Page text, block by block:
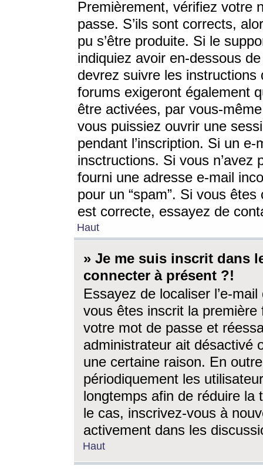
Premièrement, vérifiez votre
passe. S’ils sont corrects,
pu s’être produite. Si le
indiquiez avoir en-dessous
devrez suivre les
forums exigeront également
être activées, par vous-
vous puissiez ouvrir une
pendant l’inscription. Si un
insctructions. Si vous n’avez
fourni une adresse e-mail
pour un “spam”. Si vous
est correcte, essayez de
Haut
» Je me suis inscrit dans
connecter à présent ?!
Essayez de localiser l’e-
vous êtes inscrit la première
votre mot de passe et
administrateur ait désactivé
une certaine raison. En
périodiquement les
longtemps afin de réduire la
le cas, inscrivez-vous à
activement dans les
Haut